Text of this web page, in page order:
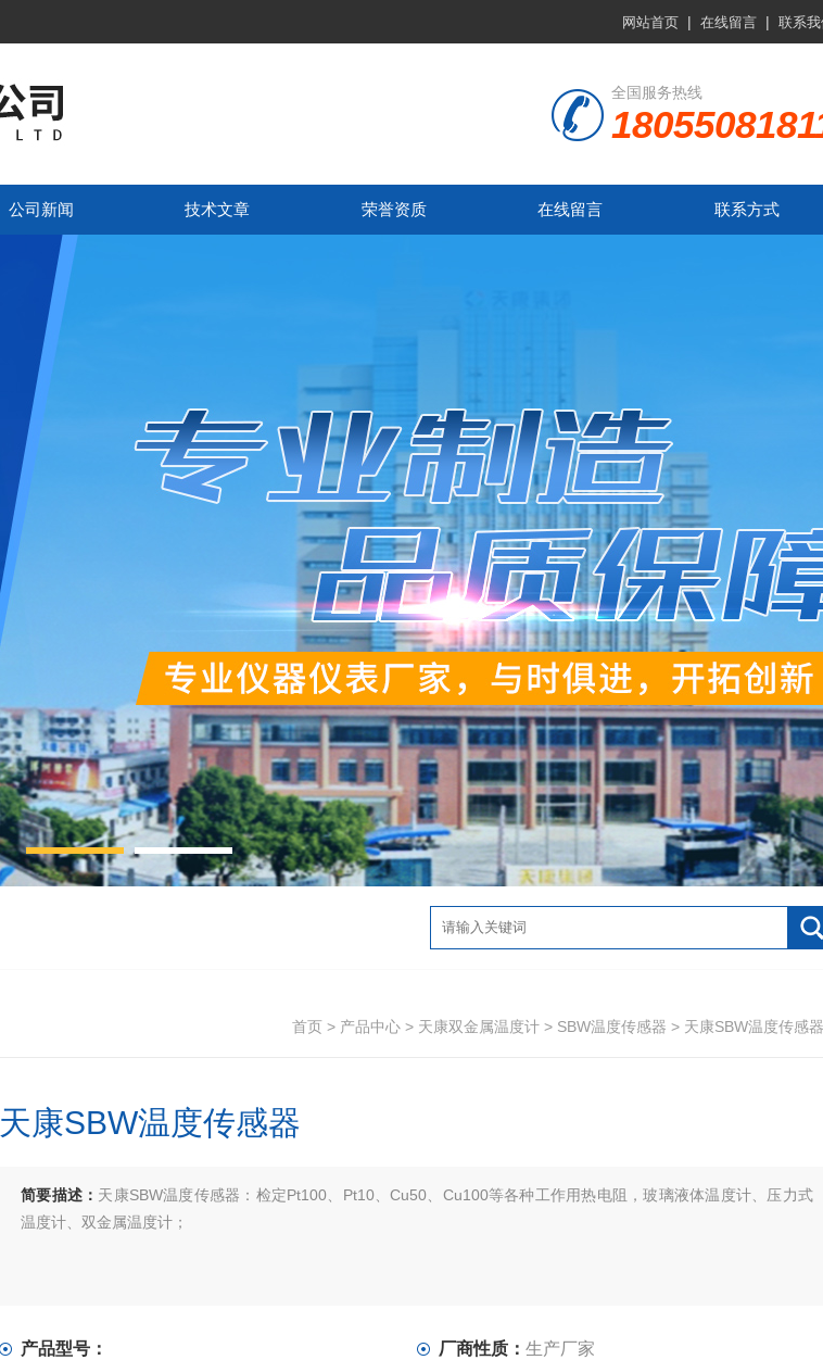
网站首页 | 在线留言 | 联系
全国服务热线
公司新闻 技术文章 荣誉资质 在线留言 联系方式
首页 > 产品中心 > 天康双金属温度计 > SBW温度传感器 > 天康SBW温度传感器
天康SBW温度传感器
简要描述： 天康SBW温度传感器：检定Pt100、Pt10、Cu50、Cu100等各种工作用热电阻，玻璃液体温度计、压力式
温度计、双金属温度计；
产品型号： 厂商性质： 生产厂家